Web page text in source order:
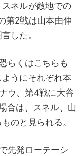
ネルが敵地での
第2戦は山本由伸
した。
らくはこちらも
うにそれぞれ本
ウ、第4戦に大谷
合は、スネル、山
のと見られる。
先発ローテーシ